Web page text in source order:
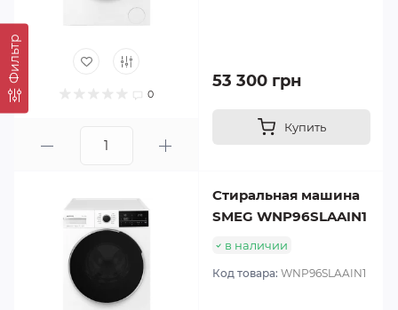
Фильтр
0
53 300 грн
Купить
Стиральная машина
SMEG WNP96SLAAIN1
в наличии
Код товара: WNP96SLAAIN1